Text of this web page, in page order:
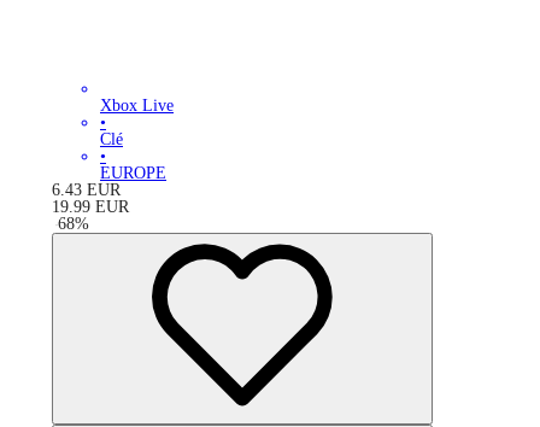
Xbox Live
•
Clé
•
EUROPE
6.43 EUR
19.99 EUR
-68%